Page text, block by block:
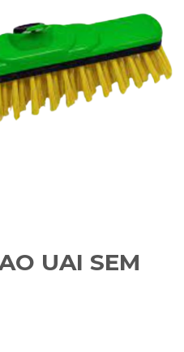
UAI SEM